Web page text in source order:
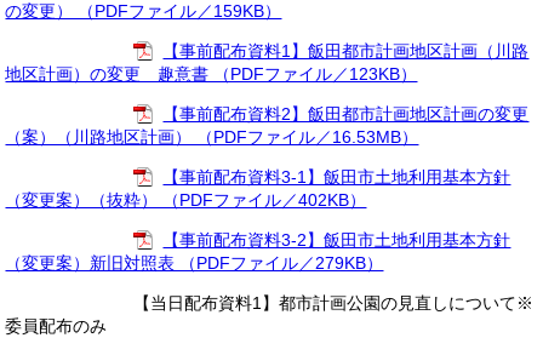
の変更） （PDFファイル／159KB）
【事前配布資料1】飯田都市計画地区計画（川路
地区計画）の変更 趣意書 （PDFファイル／123KB）
【事前配布資料2】飯田都市計画地区計画の変更
（案）（川路地区計画） （PDFファイル／16.53MB）
【事前配布資料3-1】飯田市土地利用基本方針
（変更案）（抜粋） （PDFファイル／402KB）
【事前配布資料3-2】飯田市土地利用基本方針
（変更案）新旧対照表 （PDFファイル／279KB）
【当日配布資料1】都市計画公園の見直しについて※
委員配布のみ